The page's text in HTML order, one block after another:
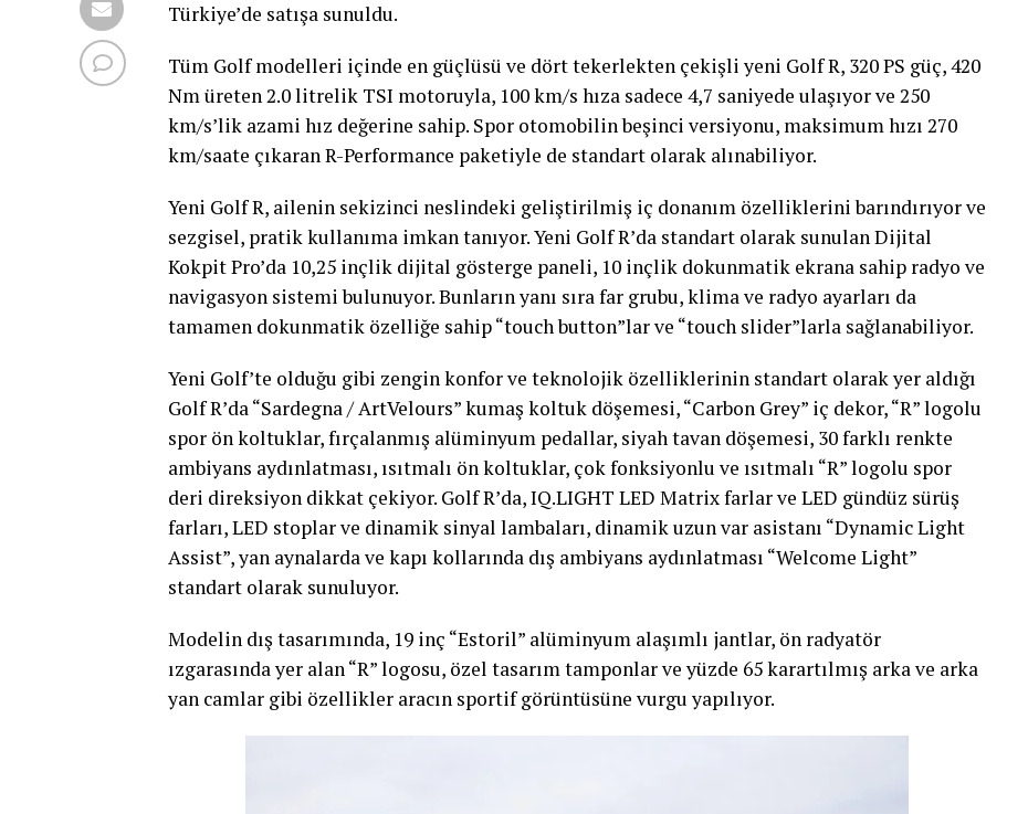
Türkiye’de satışa sunuldu.
Tüm Golf modelleri içinde en güçlüsü ve dört tekerlekten çekişli yeni Golf R, 320 PS güç, 420
Nm üreten 2.0 litrelik TSI motoruyla, 100 km/s hıza sadece 4,7 saniyede ulaşıyor ve 250
km/s’lik azami hız değerine sahip. Spor otomobilin beşinci versiyonu, maksimum hızı 270
km/saate çıkaran R-Performance paketiyle de standart olarak alınabiliyor.
Yeni Golf R, ailenin sekizinci neslindeki geliştirilmiş iç donanım özelliklerini barındırıyor ve
sezgisel, pratik kullanıma imkan tanıyor. Yeni Golf R’da standart olarak sunulan Dijital
Kokpit Pro’da 10,25 inçlik dijital gösterge paneli, 10 inçlik dokunmatik ekrana sahip radyo ve
navigasyon sistemi bulunuyor. Bunların yanı sıra far grubu, klima ve radyo ayarları da
tamamen dokunmatik özelliğe sahip “touch button”lar ve “touch slider”larla sağlanabiliyor.
Yeni Golf’te olduğu gibi zengin konfor ve teknolojik özelliklerinin standart olarak yer aldığı
Golf R’da “Sardegna / ArtVelours” kumaş koltuk döşemesi, “Carbon Grey” iç dekor, “R” logolu
spor ön koltuklar, fırçalanmış alüminyum pedallar, siyah tavan döşemesi, 30 farklı renkte
ambiyans aydınlatması, ısıtmalı ön koltuklar, çok fonksiyonlu ve ısıtmalı “R” logolu spor
deri direksiyon dikkat çekiyor. Golf R’da, IQ.LIGHT LED Matrix farlar ve LED gündüz sürüş
farları, LED stoplar ve dinamik sinyal lambaları, dinamik uzun var asistanı “Dynamic Light
Assist”, yan aynalarda ve kapı kollarında dış ambiyans aydınlatması “Welcome Light”
standart olarak sunuluyor.
Modelin dış tasarımında, 19 inç “Estoril” alüminyum alaşımlı jantlar, ön radyatör
ızgarasında yer alan “R” logosu, özel tasarım tamponlar ve yüzde 65 karartılmış arka ve arka
yan camlar gibi özellikler aracın sportif görüntüsüne vurgu yapılıyor.